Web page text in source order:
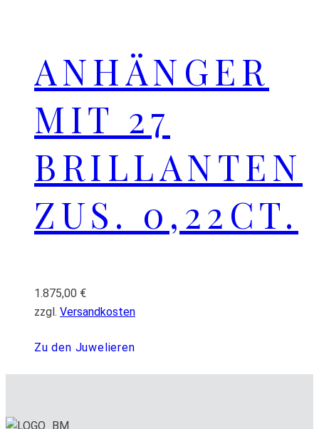
ANHÄNGER
MIT 27
BRILLANTEN
ZUS. 0,22CT.
1.875,00 €
zzgl. Versandkosten
Zu den Juwelieren